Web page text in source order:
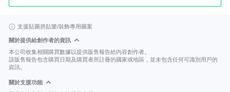
支援貼圖拼貼樂/裝飾專用圖案
關於提供給創作者的資訊
本公司收集相關購買數據以提供販售報告給內容創作者。
該販售報告包含購買日期及購買者所註冊的國家或地區，並未包含任何可識別用戶的
資訊。
關於支援功能